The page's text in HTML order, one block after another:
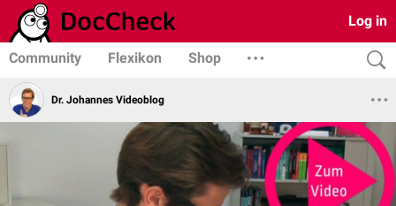
Log in
Community Flexikon Shop
Dr. Johannes Videoblog